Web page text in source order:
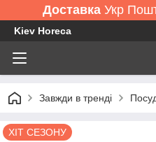
ДоставкаУкр
Kiev Horeca
Завжди в тренді
ХІТ СЕЗОНУ